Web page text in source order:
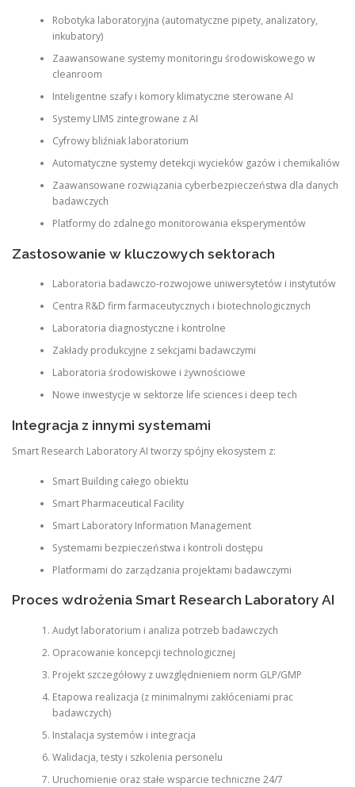
Robotyka laboratoryjna (automatyczne pipety, analizatory,
inkubatory)
Zaawansowane systemy monitoringu środowiskowego w
cleanroom
Inteligentne szafy i komory klimatyczne sterowane AI
Systemy LIMS zintegrowane z AI
Cyfrowy bliźniak laboratorium
Automatyczne systemy detekcji wycieków gazów i chemikaliów
Zaawansowane rozwiązania cyberbezpieczeństwa dla danych
badawczych
Platformy do zdalnego monitorowania eksperymentów
Zastosowanie w kluczowych sektorach
Laboratoria badawczo-rozwojowe uniwersytetów i instytutów
Centra R&D firm farmaceutycznych i biotechnologicznych
Laboratoria diagnostyczne i kontrolne
Zakłady produkcyjne z sekcjami badawczymi
Laboratoria środowiskowe i żywnościowe
Nowe inwestycje w sektorze life sciences i deep tech
Integracja z innymi systemami
Smart Research Laboratory AI tworzy spójny ekosystem z:
Smart Building całego obiektu
Smart Pharmaceutical Facility
Smart Laboratory Information Management
Systemami bezpieczeństwa i kontroli dostępu
Platformami do zarządzania projektami badawczymi
Proces wdrożenia Smart Research Laboratory AI
Audyt laboratorium i analiza potrzeb badawczych
Opracowanie koncepcji technologicznej
Projekt szczegółowy z uwzględnieniem norm GLP/GMP
Etapowa realizacja (z minimalnymi zakłóceniami prac
badawczych)
Instalacja systemów i integracja
Walidacja, testy i szkolenia personelu
Uruchomienie oraz stałe wsparcie techniczne 24/7